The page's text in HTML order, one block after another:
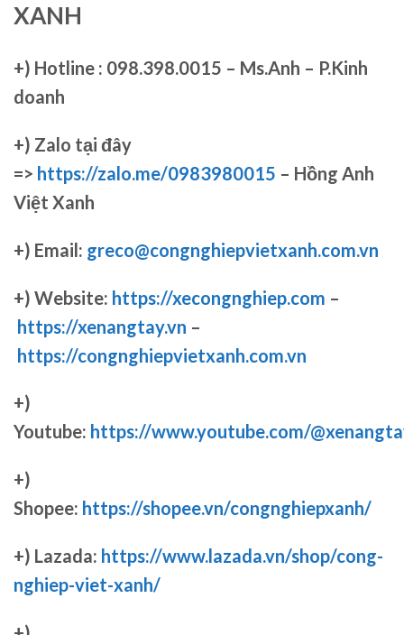
XANH
+) Hotline : 098.398.0015 – Ms.Anh – P.Kinh
doanh
+) Zalo tại đây
=> https://zalo.me/0983980015 – Hồng Anh
Việt Xanh
+) Email: greco@congnghiepvietxanh.com.vn
+) Website: https://xecongnghiep.com –
https://xenangtay.vn –
https://congnghiepvietxanh.com.vn
+)
Youtube: https://www.youtube.com/
+)
Shopee: https://shopee.vn/congnghiepxanh/
+) Lazada: https://www.lazada.vn/shop/cong-
nghiep-viet-xanh/